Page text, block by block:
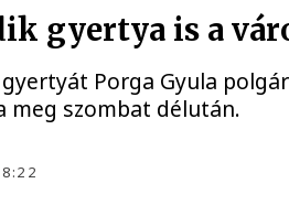
gyertya is a
Porga Gyula
meg szombat délután.